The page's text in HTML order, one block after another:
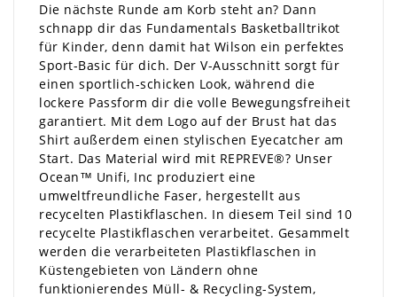
Die nächste Runde am Korb steht an? Dann
schnapp dir das Fundamentals Basketballtrikot
für Kinder, denn damit hat Wilson ein perfektes
Sport-Basic für dich. Der V-Ausschnitt sorgt für
einen sportlich-schicken Look, während die
lockere Passform dir die volle Bewegungsfreiheit
garantiert. Mit dem Logo auf der Brust hat das
Shirt außerdem einen stylischen Eyecatcher am
Start. Das Material wird mit REPREVE®? Unser
Ocean™ Unifi, Inc produziert eine
umweltfreundliche Faser, hergestellt aus
recycelten Plastikflaschen. In diesem Teil sind 10
recycelte Plastikflaschen verarbeitet. Gesammelt
werden die verarbeiteten Plastikflaschen in
Küstengebieten von Ländern ohne
funktionierendes Müll- & Recycling-System,